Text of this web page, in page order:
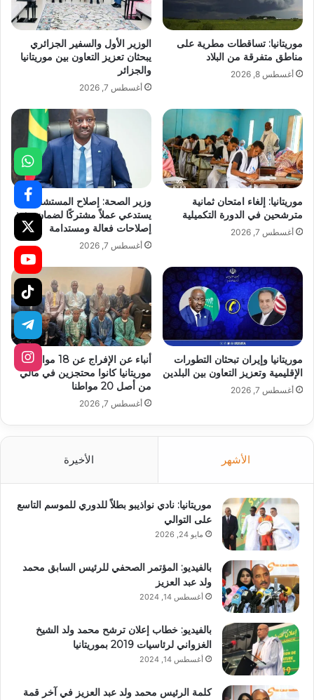
موريتانيا: تساقطات مطرية على
مناطق متفرقة من البلاد
أغسطس 8, 2026
الوزير الأول والسفير الجزائري
يبحثان تعزيز التعاون بين موريتانيا
والجزائر
أغسطس 7, 2026
موريتانيا: إلغاء امتحان ثمانية
مترشحين في الدورة التكميلية
أغسطس 7, 2026
وزير الصحة: إصلاح المستشفيات
يستدعي عملاً مشتركًا لضمان تنفيذ
إصلاحات فعالة ومستدامة
أغسطس 7, 2026
موريتانيا وإيران تبحثان التطورات
الإقليمية وتعزيز التعاون بين البلدين
أغسطس 7, 2026
أنباء عن الإفراج عن 18 مواطنا
موريتانيا كانوا محتجزين في مالي
من أصل 20 مواطنا
أغسطس 7, 2026
الأشهر الأخيرة
موريتانيا: نادي نواذيبو بطلاً للدوري للموسم التاسع
على التوالي
مايو 24, 2026
بالفيديو: المؤتمر الصحفي للرئيس السابق محمد
ولد عبد العزيز
أغسطس 14, 2024
بالفيديو: خطاب إعلان ترشح محمد ولد الشيخ
الغزواني لرئاسيات 2019 بموريتانيا
أغسطس 14, 2024
كلمة الرئيس محمد ولد عبد العزيز في آخر قمة